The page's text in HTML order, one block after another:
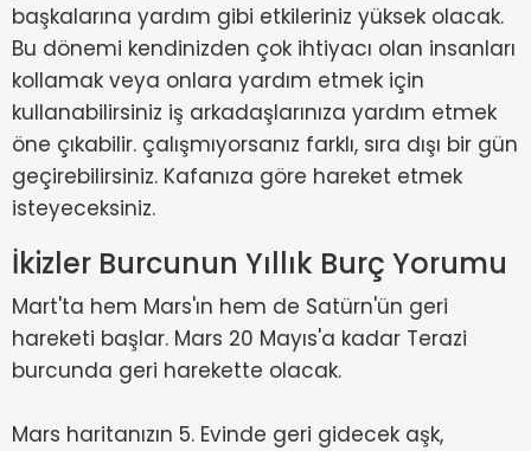
başkalarına yardım gibi etkileriniz yüksek olacak.
Bu dönemi kendinizden çok ihtiyacı olan insanları
kollamak veya onlara yardım etmek için
kullanabilirsiniz iş arkadaşlarınıza yardım etmek
öne çıkabilir. çalışmıyorsanız farklı, sıra dışı bir gün
geçirebilirsiniz. Kafanıza göre hareket etmek
isteyeceksiniz.
İkizler Burcunun Yıllık Burç Yorumu
Mart'ta hem Mars'ın hem de Satürn'ün geri
hareketi başlar. Mars 20 Mayıs'a kadar Terazi
burcunda geri harekette olacak.
Mars haritanızın 5. Evinde geri gidecek aşk,